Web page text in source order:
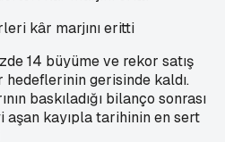
kâr marjını eritti
14 büyüme ve rekor satış
hedeflerinin gerisinde kaldı.
baskıladığı bilanço sonrası
kayıpla tarihinin en sert